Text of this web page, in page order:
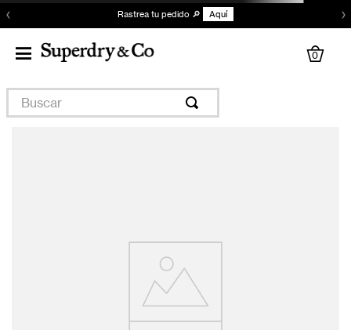
‹ Rastrea tu pedido 🔎 Aquí ›
0
Buscar